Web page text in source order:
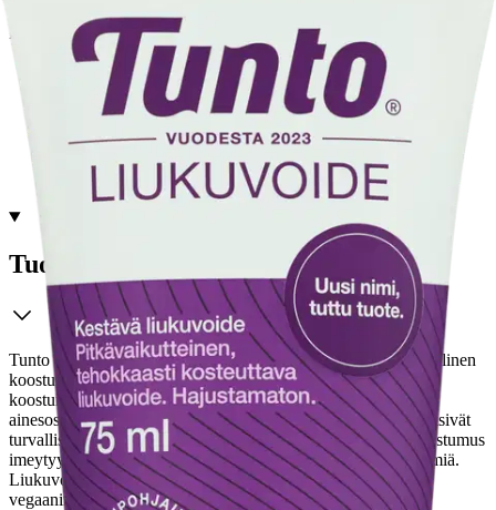
Etu ei koske Suuri‑lisäpalvelulla toimitettavia tuotteita.
Tarkista myymäläsaatavuus
Tuotekuvaus
Tunto Liukuvoide on vesipohjainen liukuvoide, jonka luonnollinen
koostumus kosteuttaa ja antaa pitkäkestoisen liu'un. Tuotteen
koostumus on päivitetty korkealaatuisilla ja hellävaraisilla
ainesosilla, tehden siitä ihanteellisen valinnan kaikille, jotka etsivät
turvallista ja hyvältä tuntuvaa liukuvoidetta. Geelimäinen koostumus
imeytyy ihoon vähitellen ilman tahmeutta tai ylimääräisiä jäämiä.
Liukuvoide on gynekologisesti testattu ja hajusteeton. 100 %
vegaaninen ja The Vegan Societyn sertifioima.